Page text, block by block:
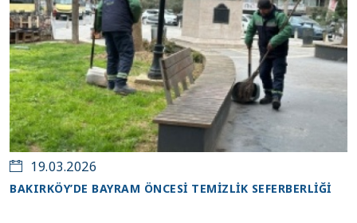
19.03.2026
BAKIRKÖY’DE BAYRAM ÖNCESİ TEMİZLİK SEFERBERLİĞİ